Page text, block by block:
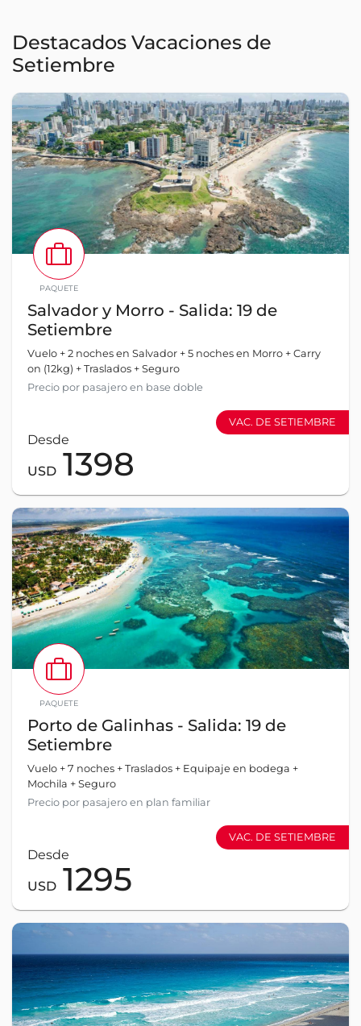
Destacados Vacaciones de
Setiembre
PAQUETE
Salvador y Morro - Salida: 19 de
Setiembre
Vuelo + 2 noches en Salvador + 5 noches en Morro + Carry
on (12kg) + Traslados + Seguro
Precio por pasajero en base doble
VAC. DE SETIEMBRE
Desde
USD 1398
PAQUETE
Porto de Galinhas - Salida: 19 de
Setiembre
Vuelo + 7 noches + Traslados + Equipaje en bodega +
Mochila + Seguro
Precio por pasajero en plan familiar
VAC. DE SETIEMBRE
Desde
USD 1295